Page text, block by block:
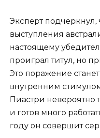
Эксперт подчеркнул,
выступления
настоящему
проиграл титул, но
Это поражение
внутренним
Пиастри невероятно
и готов много
году он совершит